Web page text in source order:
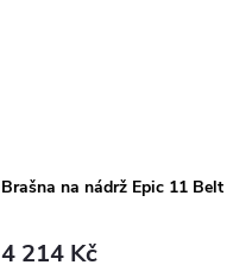
Brašna na nádrž Epic 11 Belt
4 214 Kč